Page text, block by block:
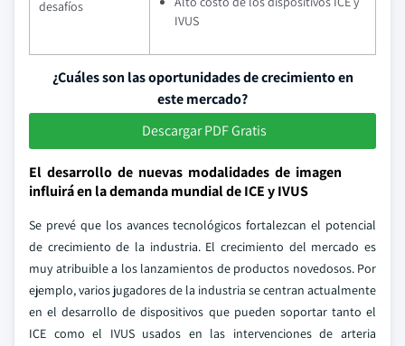
desafíos
IVUS
¿Cuáles son las oportunidades de crecimiento en
este mercado?
Descargar PDF Gratis
El desarrollo de nuevas modalidades de imagen
influirá en la demanda mundial de ICE y IVUS
Se prevé que los avances tecnológicos fortalezcan el potencial
de crecimiento de la industria. El crecimiento del mercado es
muy atribuible a los lanzamientos de productos novedosos. Por
ejemplo, varios jugadores de la industria se centran actualmente
en el desarrollo de dispositivos que pueden soportar tanto el
ICE como el IVUS usados en las intervenciones de arteria